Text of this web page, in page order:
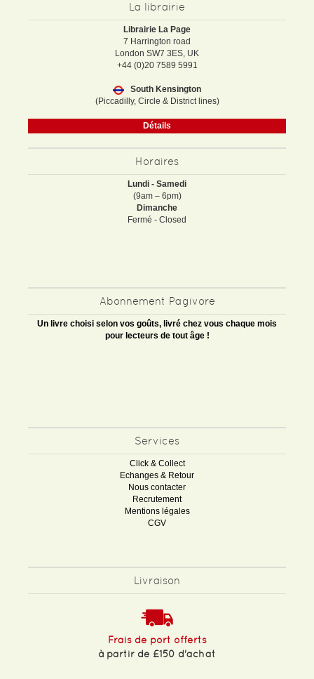
La librairie
Librairie La Page
7 Harrington road
London SW7 3ES, UK
+44 (0)20 7589 5991
South Kensington
(Piccadilly, Circle & District lines)
Détails
Horaires
Lundi - Samedi
(9am – 6pm)
Dimanche
Fermé - Closed
Abonnement Pagivore
Un livre choisi selon vos goûts, livré chez vous chaque mois
pour lecteurs de tout âge !
Services
Click & Collect
Echanges & Retour
Nous contacter
Recrutement
Mentions légales
CGV
Livraison
Frais de port offerts
à partir de £150 d'achat